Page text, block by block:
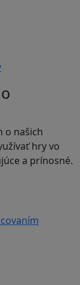
o našich
hry vo
a prínosné.